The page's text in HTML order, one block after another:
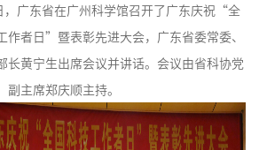
，广东省在广州科学馆召开了广东庆祝“全
作者日”暨表彰先进大会，广东省委常委、
长黄宁生出席会议并讲话。会议由省科协党
副主席郑庆顺主持。